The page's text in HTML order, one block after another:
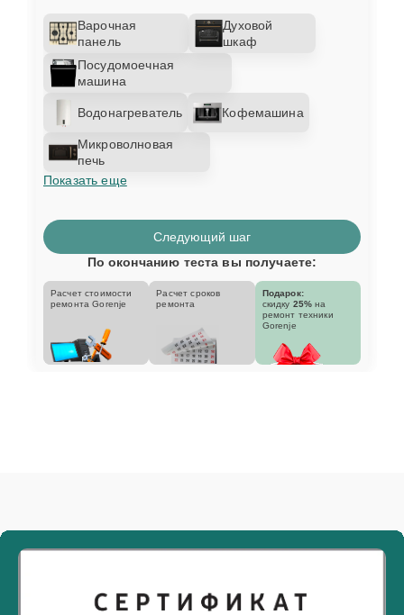
Варочная
панель
Духовой
шкаф
Посудомоечная
машина
Водонагреватель Кофемашина
Микроволновая
печь
Показать еще
Следующий шаг
По окончанию теста вы получаете:
Расчет стоимости
ремонта Gorenje
Расчет сроков
ремонта
Подарок:
скидку 25% на
ремонт техники
Gorenje